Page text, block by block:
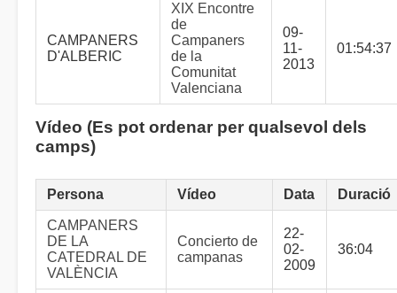
CAMPANERS
D'ALBERIC
XIX Encontre
de
Campaners
de la
Comunitat
Valenciana
09-
11-
2013
01:54:37
Vídeo (Es pot ordenar per qualsevol dels
camps)
Persona Vídeo Data Duració
CAMPANERS
DE LA
CATEDRAL DE
VALÈNCIA
Concierto de
campanas
22-
02-
2009
36:04